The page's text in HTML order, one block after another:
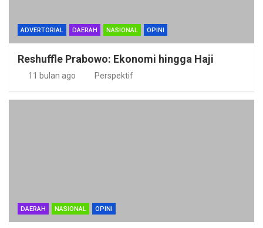
ADVERTORIAL DAERAH NASIONAL OPINI
Reshuffle Prabowo: Ekonomi hingga Haji
11 bulan ago Perspektif
DAERAH NASIONAL OPINI